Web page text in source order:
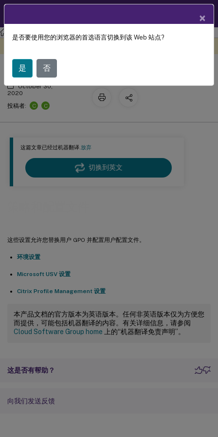
工作区环境管理 工作区环境管理 2503
这篇文章已经过机器翻译.放弃
切换到英文
这些设置允许您替换用户 GPO 并配置用户配置文件。
环境设置
Microsoft USV 设置
Citrix Profile Management 设置
本产品文档的官方版本为英语版本。任何非英语版本仅为方便您
而提供，可能包括机器翻译的内容。有关详细信息，请参阅
Cloud Software Group home 上的“机器翻译免责声明”。
这是否有帮助？
向我们发送反馈
策略和配置文件
October 30,
2020
投稿者:
C C
×
是否要使用您的浏览器的首选语言切换到该 Web 站点?
是 否